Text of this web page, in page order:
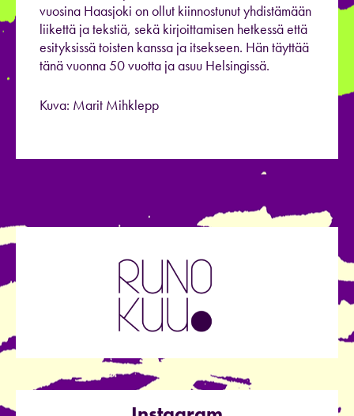
vuosina Haasjoki on ollut kiinnostunut yhdistämään
liikettä ja tekstiä, sekä kirjoittamisen hetkessä että
esityksissä toisten kanssa ja itsekseen. Hän täyttää
tänä vuonna 50 vuotta ja asuu Helsingissä.
Kuva: Marit Mihklepp